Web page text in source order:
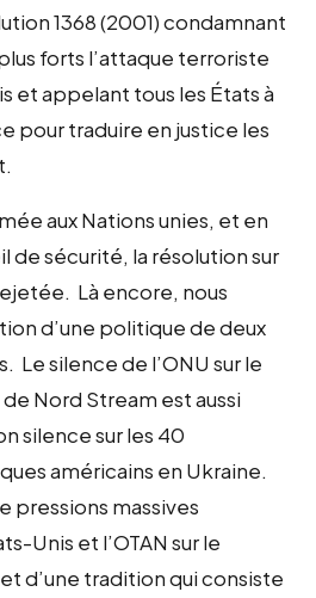
1368 (2001) condamnant
forts l’attaque terroriste
et appelant tous les États à
pour traduire en justice les
aux Nations unies, et en
de sécurité, la résolution sur
Là encore, nous
d’une politique de deux
Le silence de l’ONU sur le
Nord Stream est aussi
silence sur les 40
américains en Ukraine.
pressions massives
Unis et l’OTAN sur le
d’une tradition qui consiste